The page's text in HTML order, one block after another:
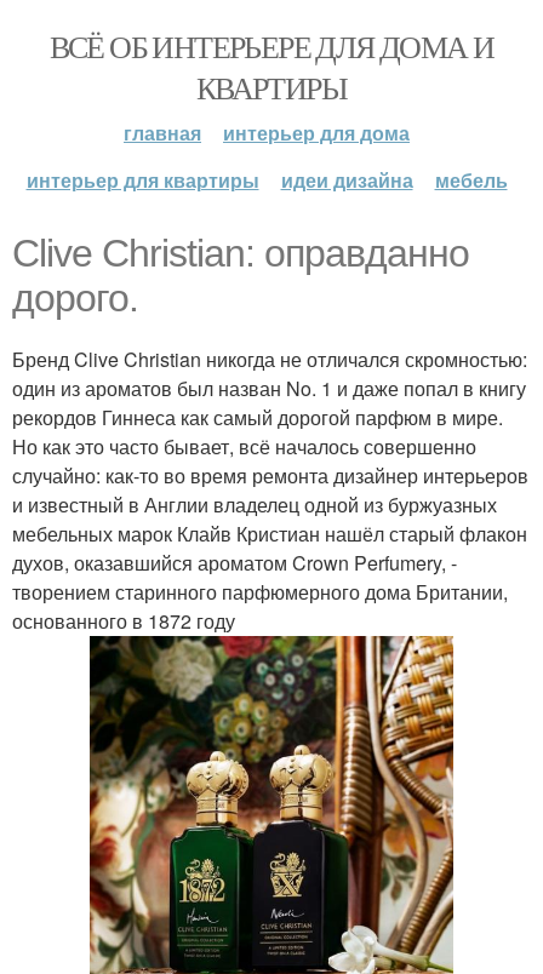
ВСЁ ОБ ИНТЕРЬЕРЕ ДЛЯ ДОМА И
КВАРТИРЫ
главная
интерьер для дома
интерьер для квартиры
идеи дизайна мебель
Clive Christian: оправданно
дорого.
Бренд Clive Christian никогда не отличался скромностью:
один из ароматов был назван No. 1 и даже попал в книгу
рекордов Гиннеса как самый дорогой парфюм в мире.
Но как это часто бывает, всё началось совершенно
случайно: как-то во время ремонта дизайнер интерьеров
и известный в Англии владелец одной из буржуазных
мебельных марок Клайв Кристиан нашёл старый флакон
духов, оказавшийся ароматом Crown Perfumery, -
творением старинного парфюмерного дома Британии,
основанного в 1872 году